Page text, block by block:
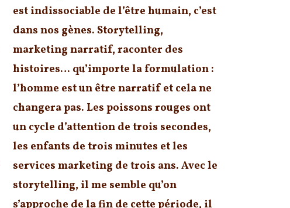
est indissociable de l’être humain, c’est
dans nos gènes. Storytelling,
marketing narratif, raconter des
histoires… qu’importe la formulation :
l’homme est un être narratif et cela ne
changera pas. Les poissons rouges ont
un cycle d’attention de trois secondes,
les enfants de trois minutes et les
services marketing de trois ans. Avec le
storytelling, il me semble qu’on
s’approche de la fin de cette période, il